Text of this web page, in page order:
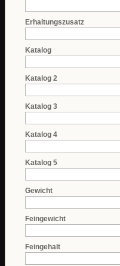
Erhaltungszusatz
Katalog
Katalog 2
Katalog 3
Katalog 4
Katalog 5
Gewicht
Feingewicht
Feingehalt